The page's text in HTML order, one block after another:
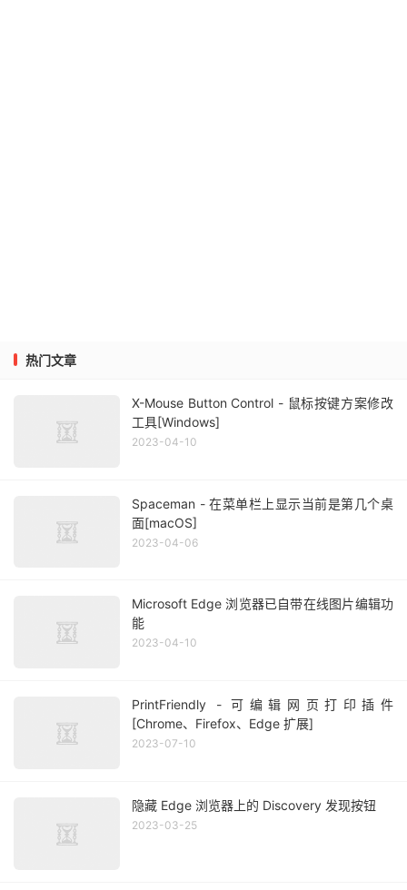
热门文章
X-Mouse Button Control - 鼠标按键方案修改
工具[Windows]
2023-04-10
Spaceman - 在菜单栏上显示当前是第几个桌
面[macOS]
2023-04-06
Microsoft Edge 浏览器已自带在线图片编辑功
能
2023-04-10
PrintFriendly - 可编辑网页打印插件
[Chrome、Firefox、Edge 扩展]
2023-07-10
隐藏 Edge 浏览器上的 Discovery 发现按钮
2023-03-25